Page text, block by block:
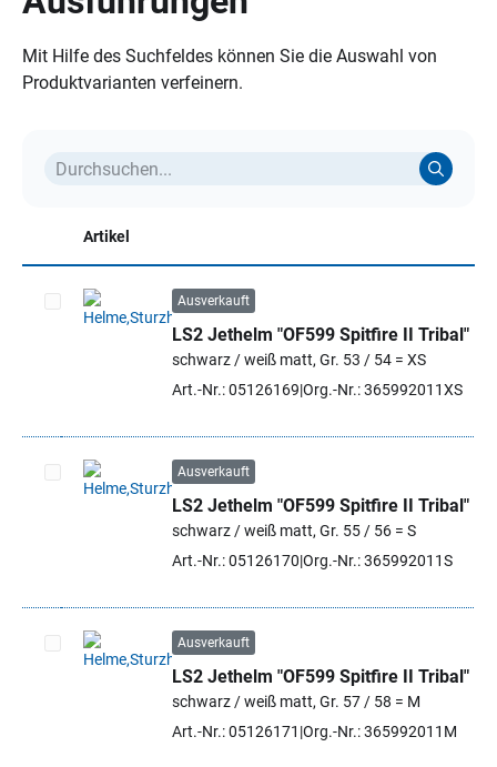
Mit Hilfe des Suchfeldes können Sie die Auswahl von
Produktvarianten verfeinern.
Artikel
Artikel auswählen
Ausverkauft
LS2 Jethelm "OF599 Spitfire II Tribal"
schwarz / weiß matt, Gr. 53 / 54 = XS
Art.-Nr.: 05126169 Org.-Nr.: 365992011XS
Artikel auswählen
Ausverkauft
LS2 Jethelm "OF599 Spitfire II Tribal"
schwarz / weiß matt, Gr. 55 / 56 = S
Art.-Nr.: 05126170 Org.-Nr.: 365992011S
Artikel auswählen
Ausverkauft
LS2 Jethelm "OF599 Spitfire II Tribal"
schwarz / weiß matt, Gr. 57 / 58 = M
Art.-Nr.: 05126171 Org.-Nr.: 365992011M